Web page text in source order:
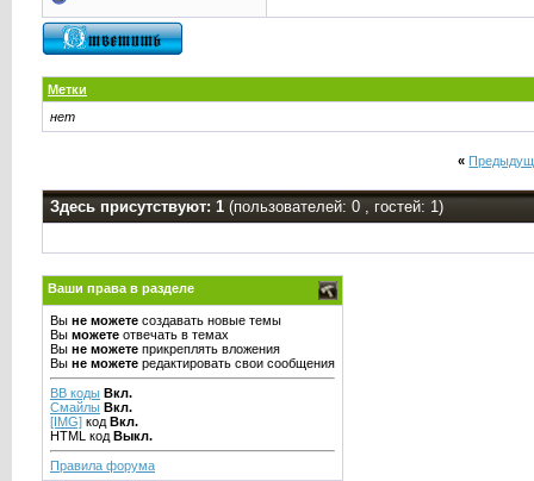
Метки
нет
«
Здесь присутствуют: 1 (пользователей: 0 , гостей: 1)
Ваши права в разделе
Вы не можетесоздавать новые темы
Вы можетеотвечать в темах
Вы не можетеприкреплять вложения
Вы не можетередактировать свои сообщения
BB коды Вкл.
Смайлы Вкл.
[IMG]код Вкл.
HTML код Выкл.
Правила форума